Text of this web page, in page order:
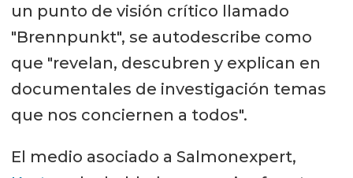
un punto de visión crítico llamado
"Brennpunkt", se autodescribe como
que "revelan, descubren y explican en
documentales de investigación temas
que nos conciernen a todos".
El medio asociado a Salmonexpert,